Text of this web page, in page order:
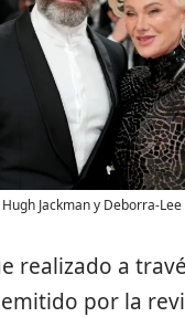
Hugh Jackman y Deborra-Lee
realizado a
por la